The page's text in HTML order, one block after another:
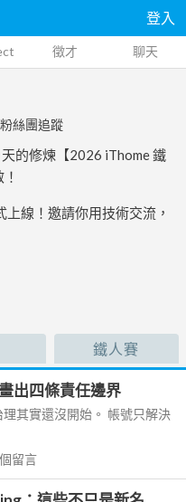
登入
徵才 聊天
絲團追蹤
的修煉【2026 iThome 鐵
線！邀請你用技術交流，
鐵人賽
出四條責任邊界
其實還沒開始。 帳號只解決
個留言